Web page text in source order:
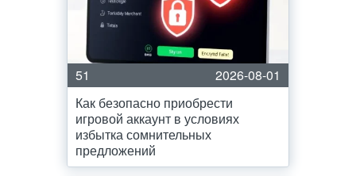
51
2026-08-01
Как безопасно приобрести
игровой аккаунт в условиях
избытка сомнительных
предложений